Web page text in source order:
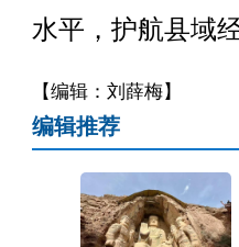
水平，护航县域
【编辑：刘薛梅】
编辑推荐